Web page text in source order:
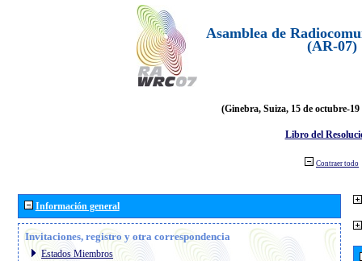
Asamblea de
(AR-07)
(Ginebra, Suiza, 15 de octubre-19
Libro del
Contraer todo
Información general
Invitaciones, registro y otra correspondencia
Estados Miembros